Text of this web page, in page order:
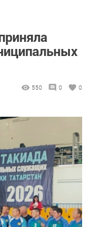
550 0 0